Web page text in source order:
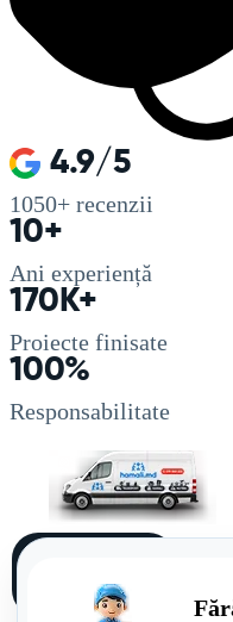
4.9/5
1050+ recenzii
10+
Ani experiență
170K+
Proiecte finisate
100%
Responsabilitate
singur